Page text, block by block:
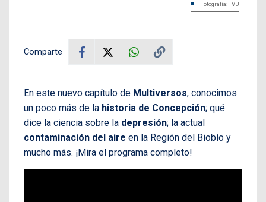
Fotografía: TVU
Comparte
En este nuevo capítulo de Multiversos, conocimos
un poco más de la historia de Concepción; qué
dice la ciencia sobre la depresión; la actual
contaminación del aire en la Región del Biobío y
mucho más. ¡Mira el programa completo!